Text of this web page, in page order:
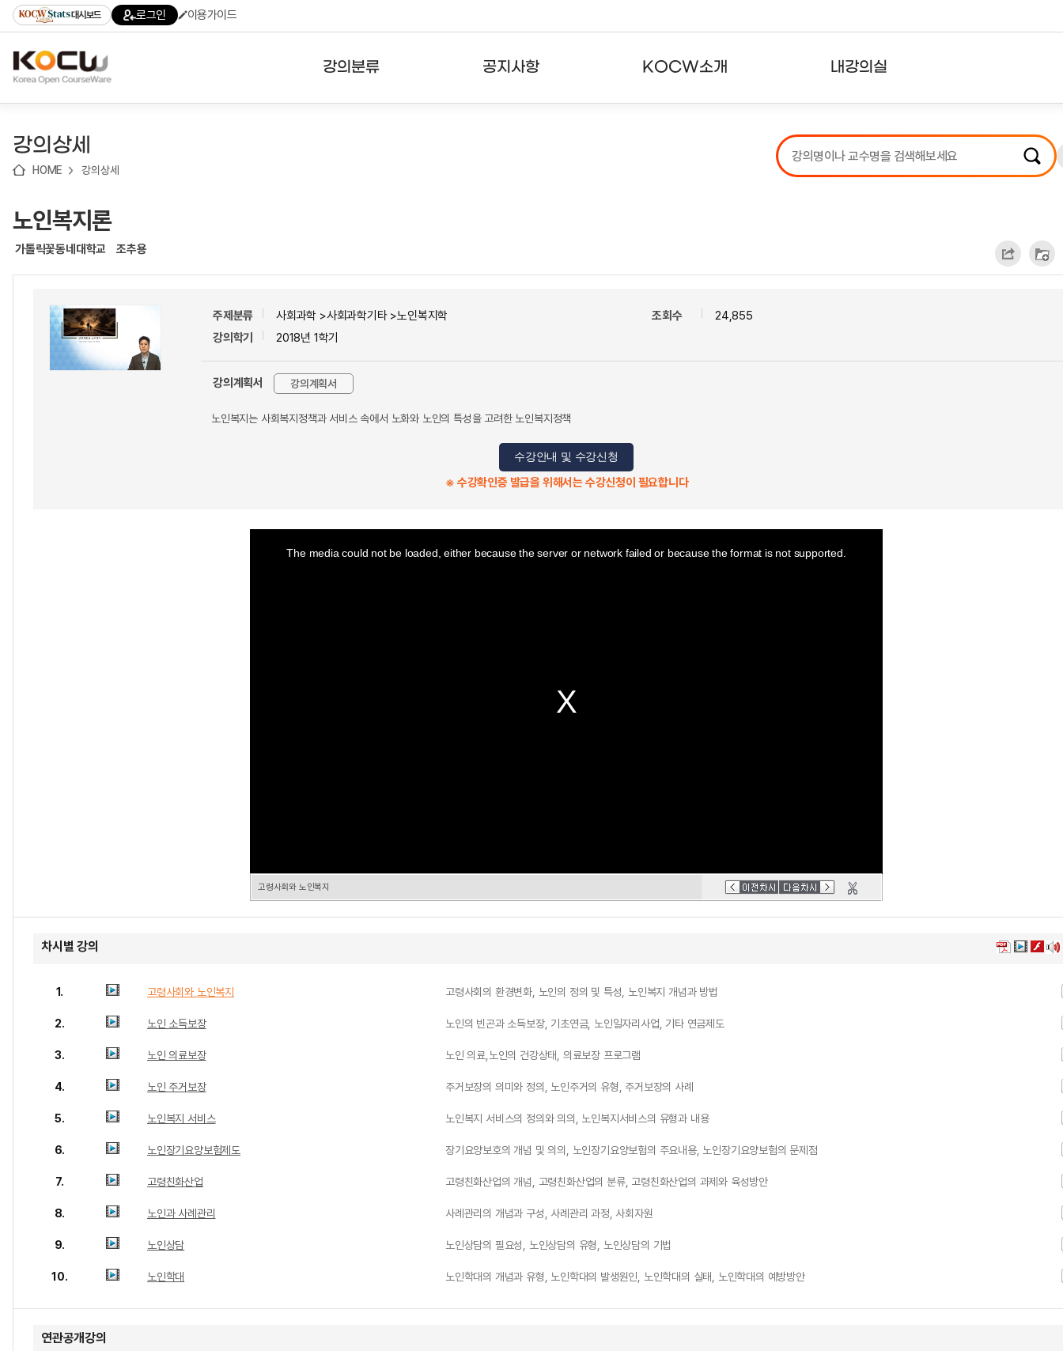
기
기
기
content)
가
대시보드 로그인 이용가이드
강의분류 공지사항 KOCW소개 내강의실
강의리스트
수강확인증강의
강의상세
HOME 강의상세
노인복지론
가톨릭꽃동네대학교 조추용
주제분류
사회과학 >사회과학기타 >노인복지학
강의학기
2018년 1학기
조회수 24,855
강의계획서 강의계획서
노인복지는 사회복지정책과 서비스 속에서 노화와 노인의 특성을 고려한 노인복지정책
수강안내 및 수강신청
※ 수강확인증 발급을 위해서는 수강신청이 필요합니다
The media could not be loaded, either because the server or network failed or because the format is not supported.
고령사회와 노인복지
차시별 강의
1. 고령사회와 노인복지 고령사회의 환경변화, 노인의 정의 및 특성, 노인복지 개념과 방법
2. 노인 소득보장 노인의 빈곤과 소득보장, 기초연금, 노인일자리사업, 기타 연금제도
3. 노인 의료보장 노인 의료,노인의 건강상태, 의료보장 프로그램
4. 노인 주거보장 주거보장의 의미와 정의, 노인주거의 유형, 주거보장의 사례
5. 노인복지 서비스 노인복지 서비스의 정의와 의의, 노인복지서비스의 유형과 내용
6. 노인장기요양보험제도 장기요양보호의 개념 및 의의, 노인장기요양보험의 주요내용, 노인장기요양보험의 문제점
7. 고령친화산업 고령친화산업의 개념, 고령친화산업의 분류, 고령친화산업의 과제와 육성방안
8. 노인과 사례관리 사례관리의 개념과 구성, 사례관리 과정, 사회자원
9. 노인상담 노인상담의 필요성, 노인상담의 유형, 노인상담의 기법
10. 노인학대 노인학대의 개념과 유형, 노인학대의 발생원인, 노인학대의 실태, 노인학대의 예방방안
연관공개강의